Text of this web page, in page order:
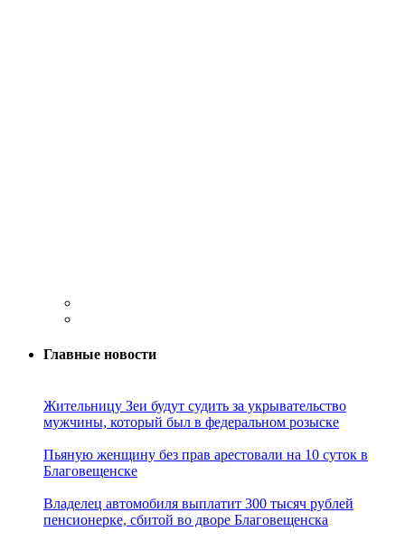
Главные новости
Жительницу Зеи будут судить за укрывательство
мужчины, который был в федеральном розыске
Пьяную женщину без прав арестовали на 10 суток в
Благовещенске
Владелец автомобиля выплатит 300 тысяч рублей
пенсионерке, сбитой во дворе Благовещенска